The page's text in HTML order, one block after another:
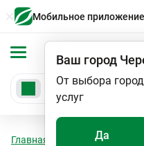
Мобильное
Ваш город
От выбора
услуг
Да
Главная Мед. услуги